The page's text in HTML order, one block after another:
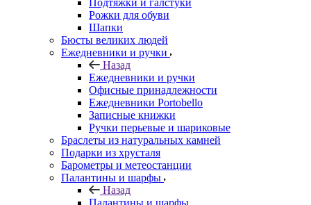
Подтяжки и галстуки
Рожки для обуви
Шапки
Бюсты великих людей
Ежедневники и ручки
Назад
Ежедневники и ручки
Офисные принадлежности
Ежедневники Portobello
Записные книжки
Ручки перьевые и шариковые
Браслеты из натуральных камней
Подарки из хрусталя
Барометры и метеостанции
Палантины и шарфы
Назад
Палантины и шарфы